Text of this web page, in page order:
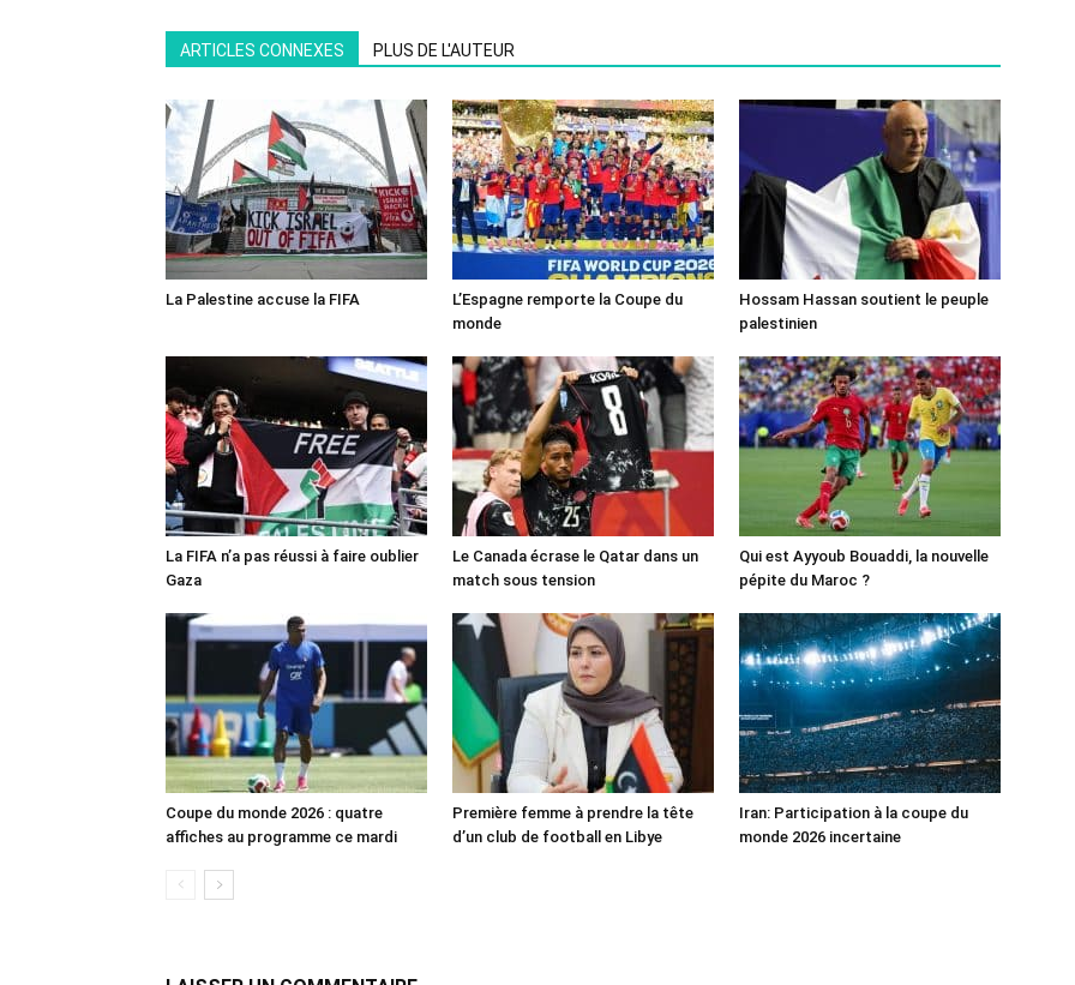
ARTICLES CONNEXES PLUS DE L'AUTEUR
La Palestine accuse la FIFA
L’Espagne remporte la Coupe du
monde
Hossam Hassan soutient le peuple
palestinien
La FIFA n’a pas réussi à faire oublier
Gaza
Le Canada écrase le Qatar dans un
match sous tension
Qui est Ayyoub Bouaddi, la nouvelle
pépite du Maroc ?
Coupe du monde 2026 : quatre
affiches au programme ce mardi
Première femme à prendre la tête
d’un club de football en Libye
Iran: Participation à la coupe du
monde 2026 incertaine